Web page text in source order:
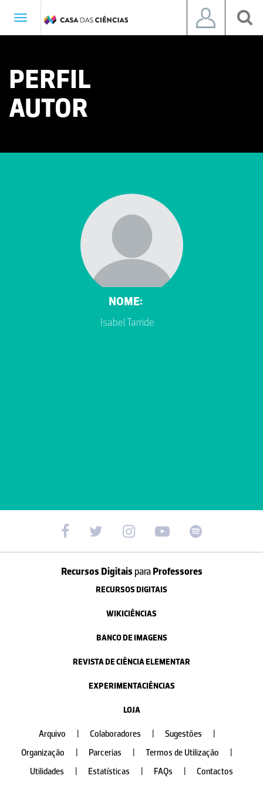
Toggle
PERFIL
AUTOR
NOME:
Isabel Tarride
Recursos Digitais paraProfessores
RECURSOS DIGITAIS
WIKICIÊNCIAS
BANCO DE IMAGENS
REVISTA DE CIÊNCIA ELEMENTAR
EXPERIMENTACIÊNCIAS
LOJA
Arquivo Colaboradores Sugestões
Organização
Parcerias Termos de Utilização
Utilidades
Estatísticas FAQs Contactos